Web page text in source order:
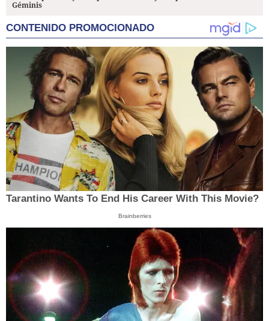
Géminis
CONTENIDO PROMOCIONADO
Tarantino Wants To End His Career With This Movie?
Brainberries